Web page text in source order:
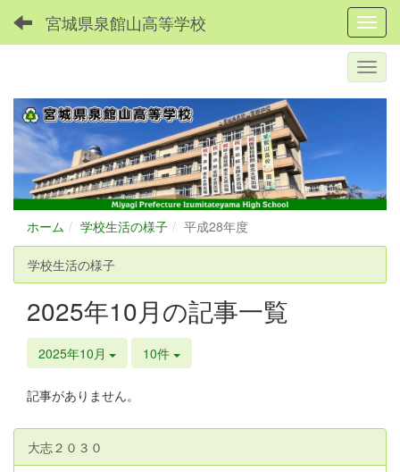
宮城県泉館山高等学校
ホーム 学校生活の様子 平成28年度
学校生活の様子
2025年10月の記事一覧
2025年10月 10件
記事がありません。
大志２０３０